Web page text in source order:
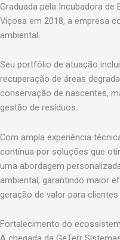
Graduada pela Incubadora de
Viçosa em 2018, a empresa
ambiental.
Seu portfólio de atuação
recuperação de áreas
conservação de nascentes,
gestão de resíduos.
Com ampla experiência
contínua por soluções que
uma abordagem
ambiental, garantindo maior
geração de valor para
Fortalecimento do